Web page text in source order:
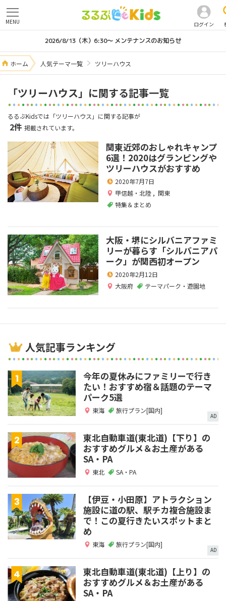
ログイン
MENU
2026/8/13（木）6:30～ メンテナンスのお知らせ
ホーム 人気テーマ一覧 ツリーハウス
「ツリーハウス」に関する記事一覧
るるぶKidsでは「ツリーハウス」に関する記事が
2件 掲載されています。
関東近郊のおしゃれキャンプ
6選！2020はグランピングや
ツリーハウスがおすすめ
2020年7月7日
甲信越・北陸 , 関東
特集＆まとめ
大阪・堺にシルバニアファミ
リーが暮らす「シルバニアパ
ーク」が関西初オープン
2020年2月12日
大阪府
テーマパーク・遊園地
人気記事ランキング
今年の夏休みにファミリーで行き
たい！おすすめ宿＆話題のテーマ
パーク5選
東海 旅行プラン[国内]
AD
東北自動車道(東北道)【下り】の
おすすめグルメ＆お土産がある
SA・PA
東北 SA・PA
【伊豆・小田原】アトラクション
施設に道の駅、駅チカ複合施設ま
で！この夏行きたいスポットまと
め
東海 旅行プラン[国内]
AD
東北自動車道(東北道)【上り】の
おすすめグルメ＆お土産がある
SA・PA